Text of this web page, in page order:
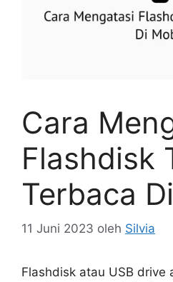
Cara
Flashdisk
Terbaca
11 Juni 2023 oleh Silvia
Flashdisk atau USB drive